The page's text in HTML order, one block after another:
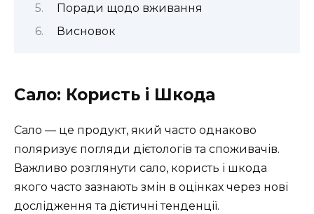
Поради щодо вживання
Висновок
Сало: Користь і Шкода
Сало — це продукт, який часто однаково
поляризує погляди дієтологів та споживачів.
Важливо розглянути сало, користь і шкода
якого часто зазнають змін в оцінках через нові
дослідження та дієтичні тенденції.